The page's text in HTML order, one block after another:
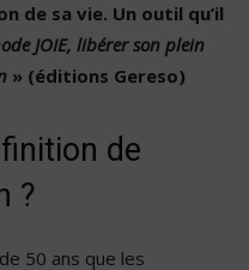
de sa vie. Un outil qu’il
JOIE, libérer son plein
» (éditions Gereso)
de
?
50 ans que les